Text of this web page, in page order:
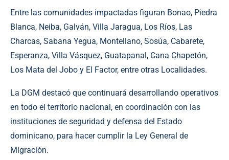
Entre las comunidades impactadas figuran Bonao, Piedra
Blanca, Neiba, Galván, Villa Jaragua, Los Ríos, Las
Charcas, Sabana Yegua, Montellano, Sosúa, Cabarete,
Esperanza, Villa Vásquez, Guatapanal, Cana Chapetón,
Los Mata del Jobo y El Factor, entre otras Localidades.
La DGM destacó que continuará desarrollando operativos
en todo el territorio nacional, en coordinación con las
instituciones de seguridad y defensa del Estado
dominicano, para hacer cumplir la Ley General de
Migración.